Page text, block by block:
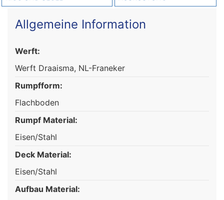
Allgemeine Information
Werft:
Werft Draaisma, NL-Franeker
Rumpfform:
Flachboden
Rumpf Material:
Eisen/Stahl
Deck Material:
Eisen/Stahl
Aufbau Material: